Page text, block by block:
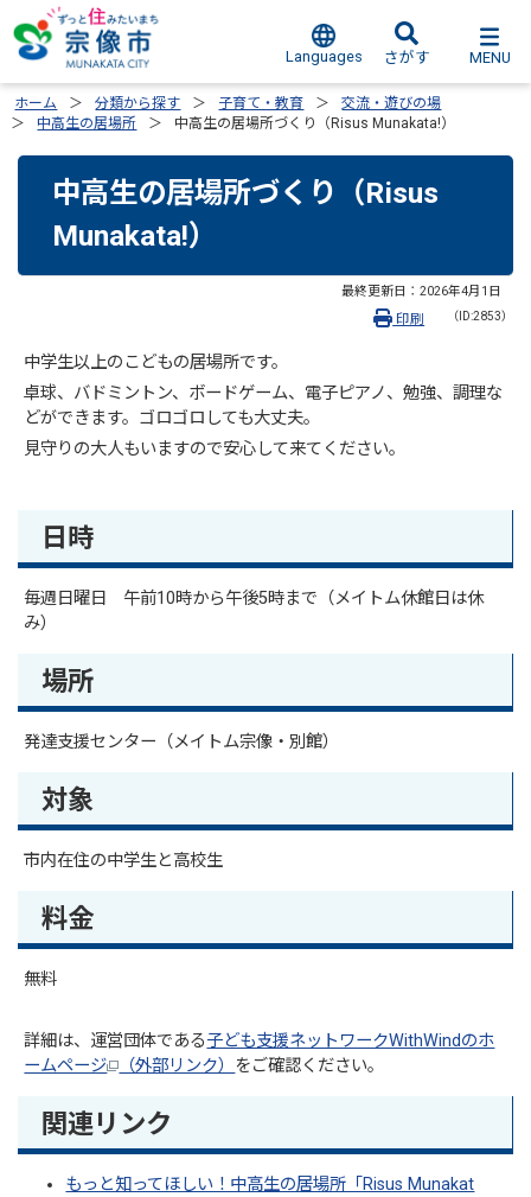
Languages さがす MENU
ホーム 分類から探す 子育て・教育
交流・遊びの場
中高生の居場所
中高生の居場所づくり（Risus Munakata!）
中高生の居場所づくり（Risus
Munakata!）
最終更新日： 2026年4月1日
（ID:2853）
印刷
中学生以上のこどもの居場所です。
卓球、バドミントン、ボードゲーム、電子ピアノ、勉強、調理な
どができます。ゴロゴロしても大丈夫。
見守りの大人もいますので安心して来てください。
日時
毎週日曜日 午前10時から午後5時まで（メイトム休館日は休
み）
場所
発達支援センター（メイトム宗像・別館）
対象
市内在住の中学生と高校生
料金
無料
詳細は、運営団体である子ども支援ネットワークWithWindのホ
ームページ
（外部リンク） をご確認ください。
関連リンク
もっと知ってほしい！中高生の居場所「Risus Munakat